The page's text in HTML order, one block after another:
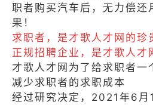
职者购买汽车后，无力偿还
果！
求职者，是才歌人才网的珍
正规招聘企业，是才歌人才
才歌人才网为了给求职者一
减少求职者的求职成本
经过研究决定，2021年6月